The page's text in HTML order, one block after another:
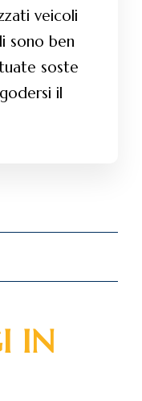
veicoli
sono ben
soste
il
IN